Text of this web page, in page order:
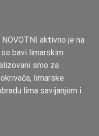
NOVOTNI aktivno je na
bavi limarskim
smo za
limarske
lima savijanjem i